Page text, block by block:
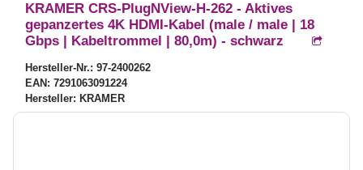
KRAMER CRS-PlugNView-H-262 - Aktives
gepanzertes 4K HDMI-Kabel (male / male | 18
Gbps | Kabeltrommel | 80,0m) - schwarz
Hersteller-Nr.: 97-2400262
EAN: 7291063091224
Hersteller: KRAMER